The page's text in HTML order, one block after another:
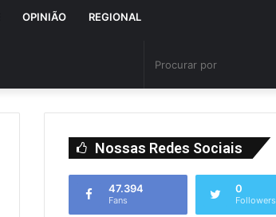
OPINIÃO REGIONAL
Nossas Redes Sociais
47.394
Fans
0
Followers